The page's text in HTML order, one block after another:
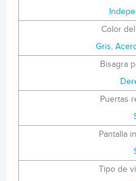
Color
Gris,
Bisagra
Puertas
Pantalla
Tipo de